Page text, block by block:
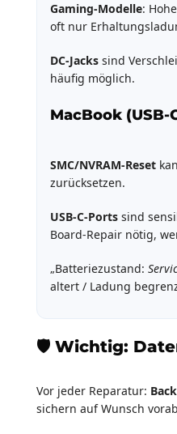
Gaming-Modelle:
oft nur
DC-Jacks sind
häufig möglich.
MacBook (USB-
SMC/NVRAM-Reset
zurücksetzen.
USB-C-Ports sind
Board-Repair nötig,
„Batteriezustand:
altert / Ladung
🛡️ Wichtig:
Vor jeder Reparatur:
sichern auf Wunsch